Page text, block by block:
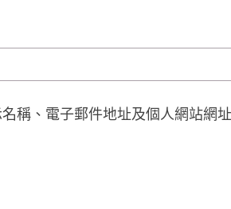
稱、電子郵件地址及個人網站網